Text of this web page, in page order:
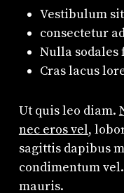
Vestibulum
consectetur
Nulla
Cras lacus
Ut quis leo diam.
nec eros vel,
sagittis dapibus
condimentum
mauris.